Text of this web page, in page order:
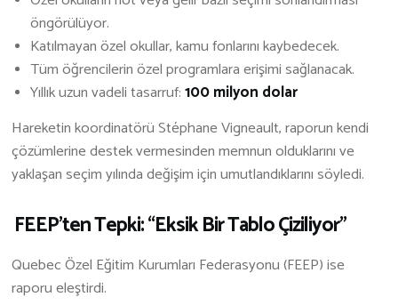
öngörülüyor.
Katılmayan özel okullar, kamu fonlarını kaybedecek.
Tüm öğrencilerin özel programlara erişimi sağlanacak.
Yıllık uzun vadeli tasarruf:100 milyon dolar
Hareketin koordinatörü Stéphane Vigneault, raporun kendi
çözümlerine destek vermesinden memnun olduklarını ve
yaklaşan seçim yılında değişim için umutlandıklarını söyledi.
️ FEEP’ten Tepki: “Eksik Bir Tablo Çiziliyor”
Quebec Özel Eğitim Kurumları Federasyonu (FEEP) ise
raporu eleştirdi.